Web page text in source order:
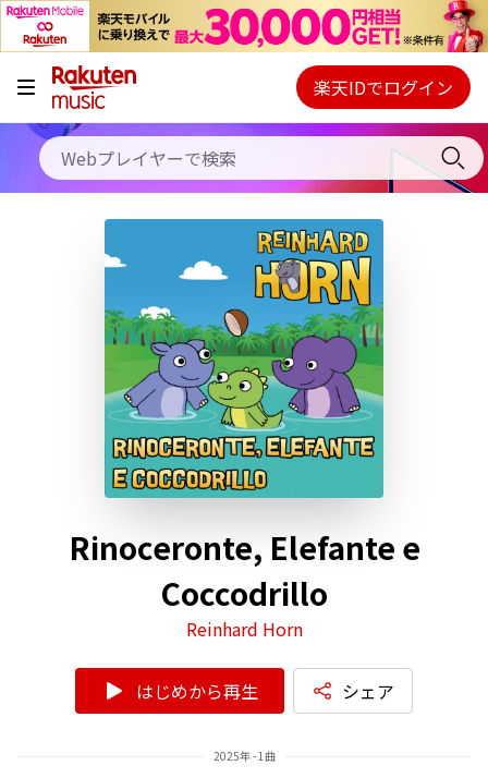
キャンペーン
料金プラン
使い方
初回30日間無料お試し
Webプレイヤー
ご契約内容の確認・変更
楽天IDでログイン
Rinoceronte, Elefante e
Coccodrillo
Reinhard Horn
はじめから再生 シェア
2025年 - 1曲